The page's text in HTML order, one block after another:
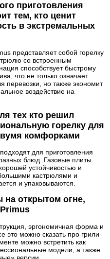
приготовления
тем, кто ценит
в экстремальных
представляет собой горелку
со встроенным
способствует быстрому
что не только означает
перевозки, но также экономит
воздействие на
тех кто решил
горелку для
комфорками
для приготовления
блюд. Газовые плиты
устойчивостью и
кастрюлями и
и упаковываются.
на открытом огне,
эргономичная форма и
это можно сказать про грили
можно встретить как
модели, а также
версии.